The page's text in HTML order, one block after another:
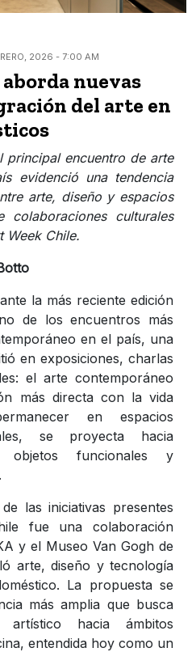
2026 - 7:00 AM
nuevas
del arte en
principal encuentro de arte
evidenció una tendencia
arte, diseño y espacios
culturales
Week Chile.
la más reciente edición
de los encuentros más
en el país, una
en exposiciones, charlas
el arte contemporáneo
más directa con la vida
en espacios
se proyecta hacia
objetos funcionales y
las iniciativas presentes
fue una colaboración
y el Museo Van Gogh de
arte, diseño y tecnología
La propuesta se
más amplia que busca
hacia ámbitos
entendida hoy como un